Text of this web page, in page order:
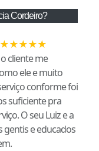
Cordeiro?
★★★★★
cliente me
ele e muito
conforme foi
suficiente pra
O seu Luiz e a
gentis e educados